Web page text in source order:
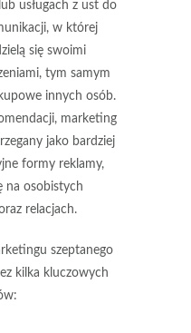
usługach z ust do
w której
się swoimi
tym samym
innych osób.
marketing
jako bardziej
formy reklamy,
na osobistych
relacjach.
szeptanego
kilka kluczowych